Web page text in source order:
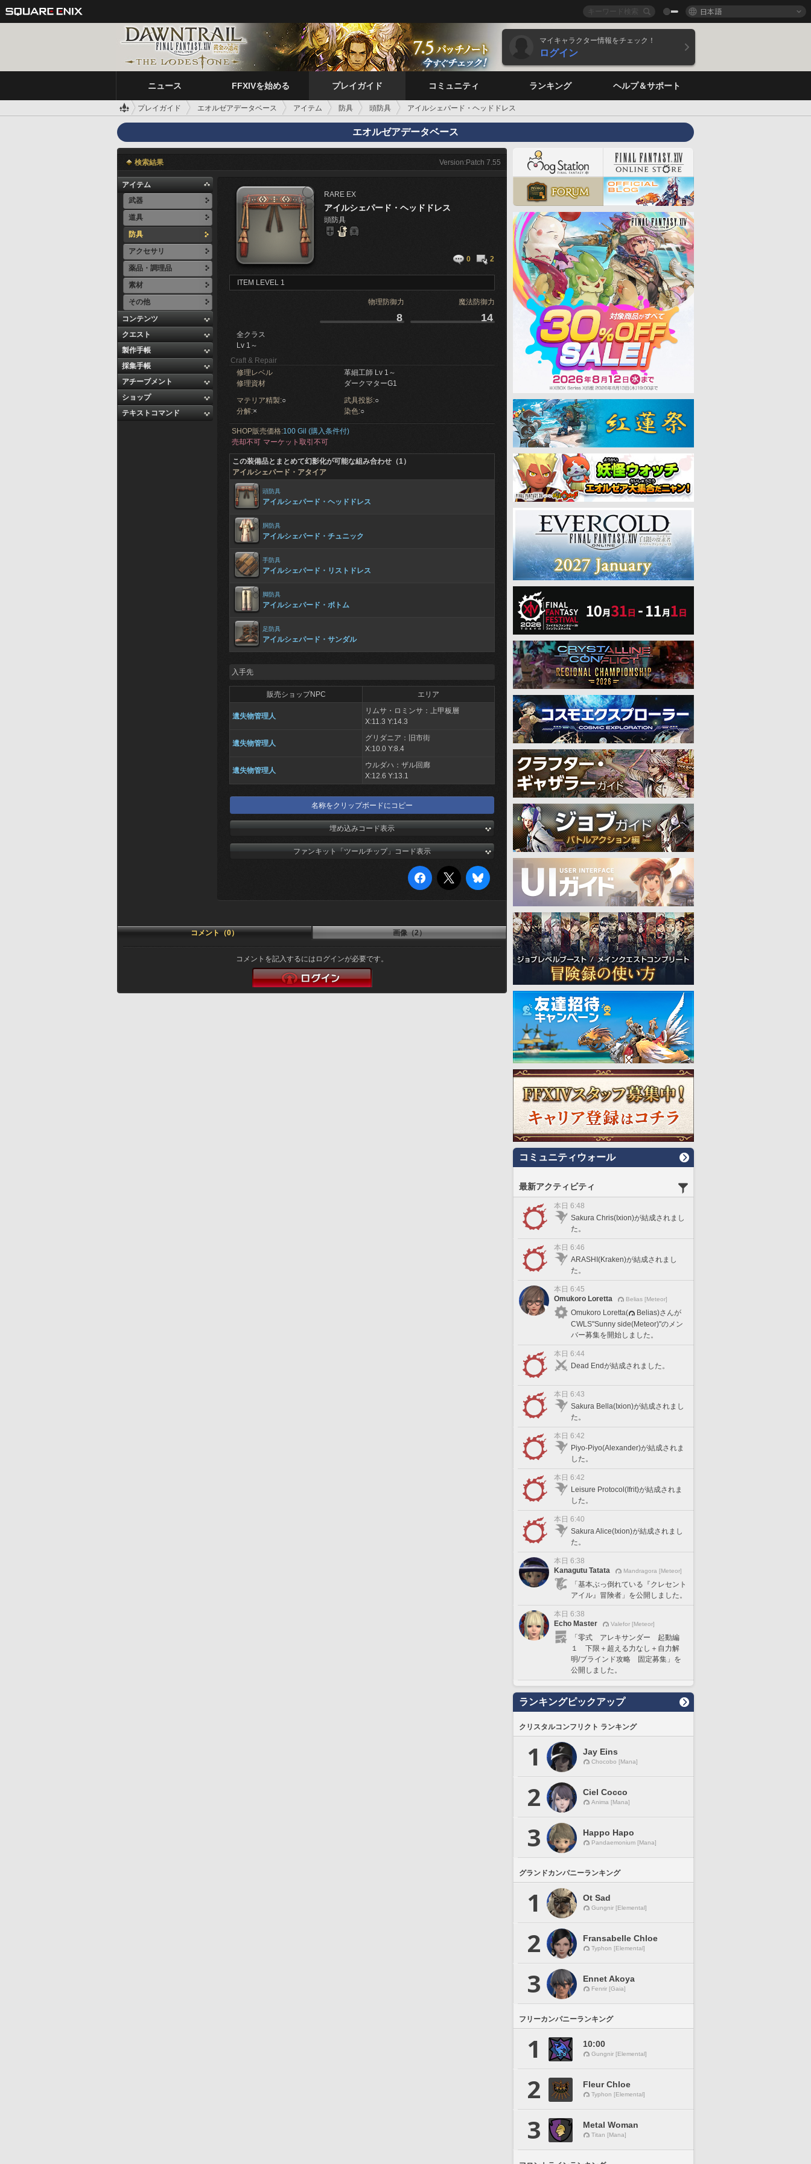
日本語
マイキャラクター情報をチェック！
ログイン
ニュース FFXIVを始める プレイガイド コミュニティ ランキング ヘルプ＆サポート
プレイガイド エオルゼアデータベース アイテム 防具 頭防具 アイルシェパード・ヘッドドレス
エオルゼアデータベース
検索結果 Version:Patch 7.55
アイテム
武器
道具
防具
アクセサリ
薬品・調理品
素材
その他
コンテンツ
クエスト
製作手帳
採集手帳
アチーブメント
ショップ
テキストコマンド
RARE EX
アイルシェパード・ヘッドドレス
頭防具
0 2
ITEM LEVEL 1
物理防御力 魔法防御力
8 14
全クラス
Lv 1～
Craft & Repair
修理レベル
革細工師 Lv 1～
修理資材
ダークマターG1
マテリア精製:○ 武具投影:○
分解:× 染色:○
SHOP販売価格:100 Gil (購入条件付)
売却不可 マーケット取引不可
この装備品とまとめて幻影化が可能な組み合わせ（1）
アイルシェパード・アタイア
頭防具
アイルシェパード・ヘッドドレス
胴防具
アイルシェパード・チュニック
手防具
アイルシェパード・リストドレス
脚防具
アイルシェパード・ボトム
足防具
アイルシェパード・サンダル
入手先
販売ショップNPC エリア
遺失物管理人
リムサ・ロミンサ：上甲板層
X:11.3 Y:14.3
遺失物管理人
グリダニア：旧市街
X:10.0 Y:8.4
遺失物管理人
ウルダハ：ザル回廊
X:12.6 Y:13.1
名称をクリップボードにコピー
埋め込みコード表示
ファンキット「ツールチップ」コード表示
コメント（0） 画像（2）
コメントを記入するにはログインが必要です。
コミュニティウォール
最新アクティビティ
本日 6:48
Sakura Chris(Ixion)が結成されまし
た。
本日 6:46
ARASHI(Kraken)が結成されまし
た。
本日 6:45
Omukoro Loretta
Belias [Meteor]
Omukoro Loretta(
Belias)さんが
CWLS"Sunny side(Meteor)"のメン
バー募集を開始しました。
本日 6:44
Dead Endが結成されました。
本日 6:43
Sakura Bella(Ixion)が結成されまし
た。
本日 6:42
Piyo-Piyo(Alexander)が結成されま
した。
本日 6:42
Leisure Protocol(Ifrit)が結成されま
した。
本日 6:40
Sakura Alice(Ixion)が結成されまし
た。
本日 6:38
Kanagutu Tatata
Mandragora [Meteor]
「基本ぶっ倒れている『クレセント
アイル』冒険者」を公開しました。
本日 6:38
Echo Master
Valefor [Meteor]
「零式 アレキサンダー 起動編
１ 下限＋超える力なし＋自力解
明/ブラインド攻略 固定募集」を
公開しました。
ランキングピックアップ
クリスタルコンフリクト ランキング
1 Jay Eins
Chocobo [Mana]
2 Ciel Cocco
Anima [Mana]
3 Happo Hapo
Pandaemonium [Mana]
グランドカンパニーランキング
1 Ot Sad
Gungnir [Elemental]
2 Fransabelle Chloe
Typhon [Elemental]
3 Ennet Akoya
Fenrir [Gaia]
フリーカンパニーランキング
1 10:00
Gungnir [Elemental]
2 Fleur Chloe
Typhon [Elemental]
3 Metal Woman
Titan [Mana]